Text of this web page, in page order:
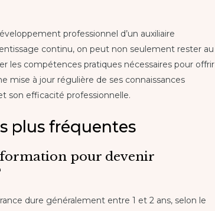
professionnel d’un auxiliaire
continu, on peut non seulement rester au
les compétences pratiques nécessaires pour offrir
mise à jour régulière de ses connaissances
son efficacité professionnelle.
plus fréquentes
pour devenir
dure généralement entre 1 et 2 ans, selon le